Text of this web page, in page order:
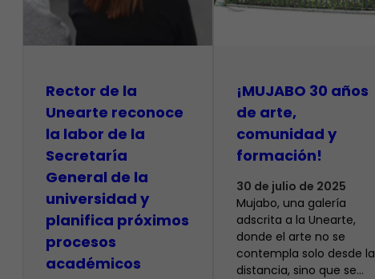
Rector de la
Unearte reconoce
la labor de la
Secretaría
General de la
universidad y
planifica próximos
procesos
académicos
¡MUJABO 30 años
de arte,
comunidad y
formación!
30 de julio de 2025
Mujabo, una galería
adscrita a la Unearte,
donde el arte no se
contempla solo desde la
distancia, sino que se…